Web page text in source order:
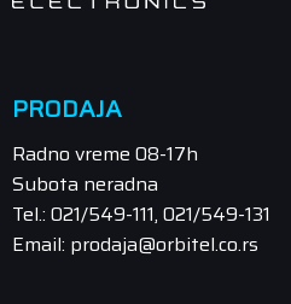
PRODAJA
Radno vreme 08-17h
Subota neradna
Tel.: 021/549-111, 021/549-131
Email: prodaja@orbitel.co.rs